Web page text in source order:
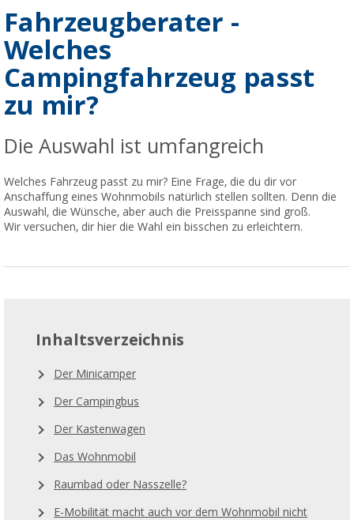
Fahrzeugberater -
Welches
Campingfahrzeug passt
zu mir?
Die Auswahl ist umfangreich
Welches Fahrzeug passt zu mir? Eine Frage, die du dir vor
Anschaffung eines Wohnmobils natürlich stellen sollten. Denn die
Auswahl, die Wünsche, aber auch die Preisspanne sind groß.
Wir versuchen, dir hier die Wahl ein bisschen zu erleichtern.
Inhaltsverzeichnis
Der Minicamper
Der Campingbus
Der Kastenwagen
Das Wohnmobil
Raumbad oder Nasszelle?
E-Mobilität macht auch vor dem Wohnmobil nicht